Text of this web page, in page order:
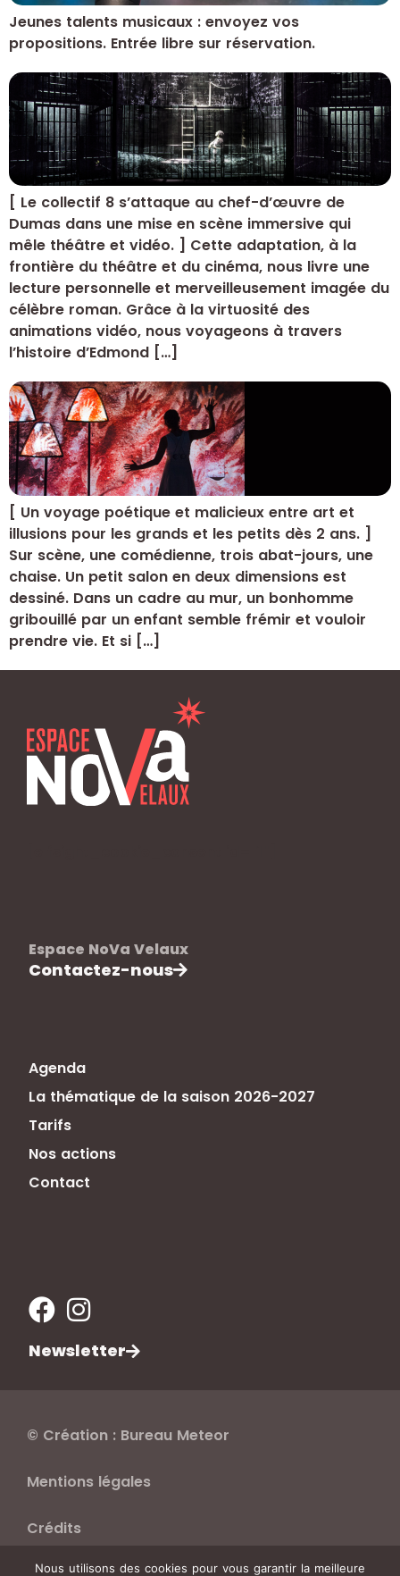
Jeunes talents musicaux : envoyez vos
propositions. Entrée libre sur réservation.
[ Le collectif 8 s’attaque au chef-d’œuvre de
Dumas dans une mise en scène immersive qui
mêle théâtre et vidéo. ] Cette adaptation, à la
frontière du théâtre et du cinéma, nous livre une
lecture personnelle et merveilleusement imagée du
célèbre roman. Grâce à la virtuosité des
animations vidéo, nous voyageons à travers
l’histoire d’Edmond […]
[ Un voyage poétique et malicieux entre art et
illusions pour les grands et les petits dès 2 ans. ]
Sur scène, une comédienne, trois abat-jours, une
chaise. Un petit salon en deux dimensions est
dessiné. Dans un cadre au mur, un bonhomme
gribouillé par un enfant semble frémir et vouloir
prendre vie. Et si […]
Espace NoVa Velaux
Contactez-nous
Agenda
La thématique de la saison 2026-2027
Tarifs
Nos actions
Contact
Newsletter
© Création : Bureau Meteor
Mentions légales
Crédits
Nous utilisons des cookies pour vous garantir la meilleure